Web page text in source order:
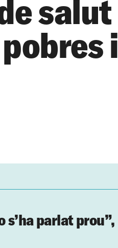
salut
i
parlat prou”,